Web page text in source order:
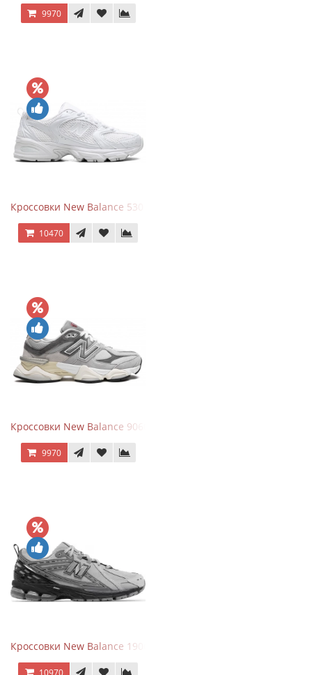
9970
Кроссовки New Balance 530 Total White Silver
10470
Кроссовки New Balance 9060 Rain Cloud Grey
9970
Кроссовки New Balance 1906R Brighton Grey